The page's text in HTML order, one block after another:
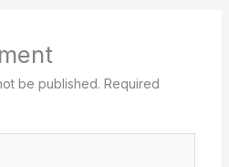
be published. Required